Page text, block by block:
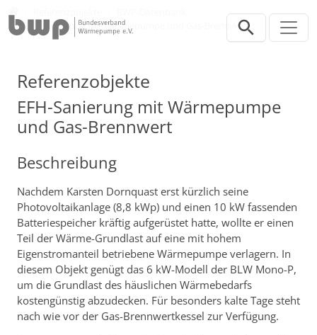
EFH-Sanierung mit Wärmepumpe und Gas-Brennwert
Referenzobjekte
EFH-Sanierung mit Wärmepumpe
und Gas-Brennwert
Beschreibung
Nachdem Karsten Dornquast erst kürzlich seine
Photovoltaikanlage (8,8 kWp) und einen 10 kW fassenden
Batteriespeicher kräftig aufgerüstet hatte, wollte er einen
Teil der Wärme-Grundlast auf eine mit hohem
Eigenstromanteil betriebene Wärmepumpe verlagern. In
diesem Objekt genügt das 6 kW-Modell der BLW Mono-P,
um die Grundlast des häuslichen Wärmebedarfs
kostengünstig abzudecken. Für besonders kalte Tage steht
nach wie vor der Gas-Brennwertkessel zur Verfügung.